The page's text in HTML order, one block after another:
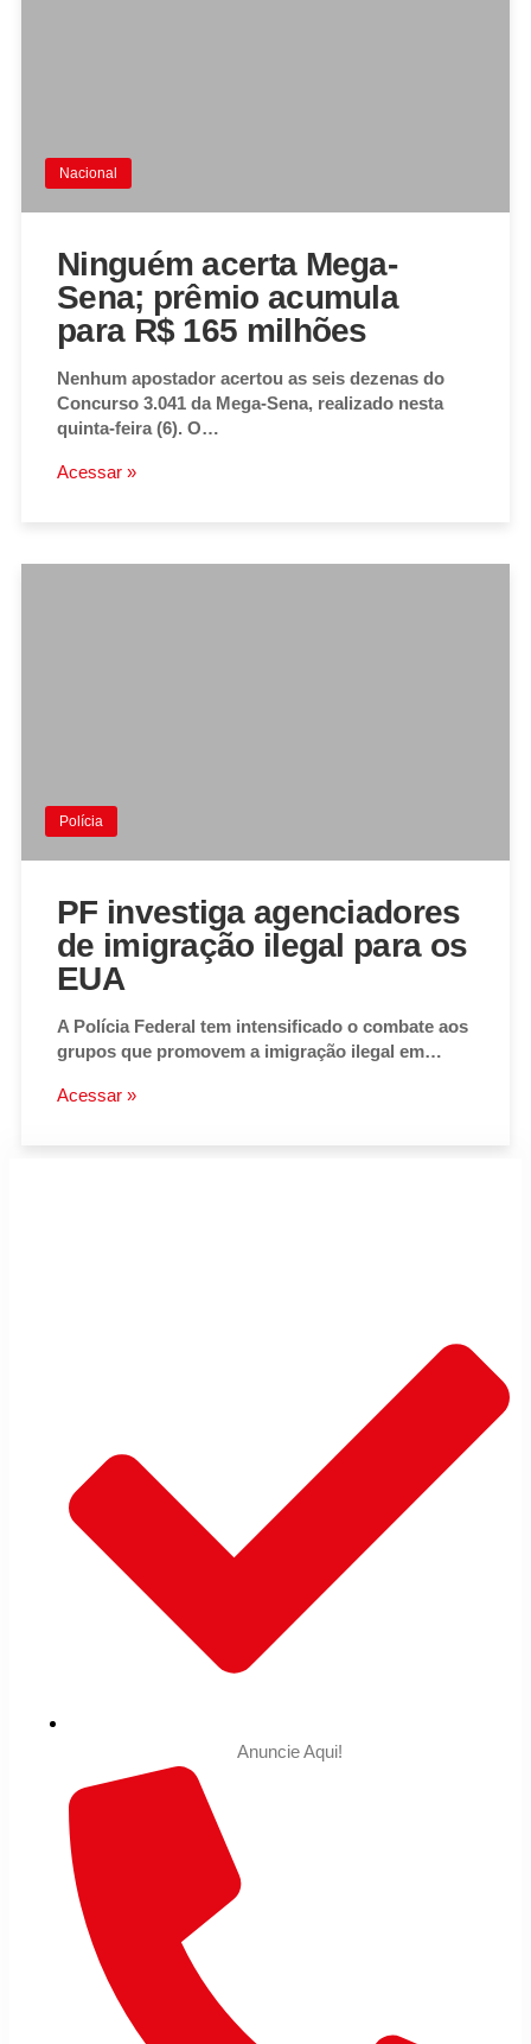
Nacional
Ninguém acerta Mega-
Sena; prêmio acumula
para R$ 165 milhões
Nenhum apostador acertou as seis dezenas do
Concurso 3.041 da Mega-Sena, realizado nesta
quinta-feira (6). O…
Acessar »
Polícia
PF investiga agenciadores
de imigração ilegal para os
EUA
A Polícia Federal tem intensificado o combate aos
grupos que promovem a imigração ilegal em…
Acessar »
Anuncie Aqui!